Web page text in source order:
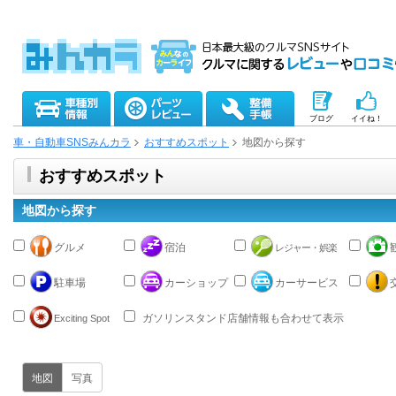
ブログ イイね！
車・自動車SNSみんカラ おすすめスポット 地図から探す
おすすめスポット
地図から探す
グルメ 宿泊 レジャー・娯楽
駐車場 カーショップ カーサービス
Exciting Spot ガソリンスタンド店舗情報も合わせて表示
地図 写真